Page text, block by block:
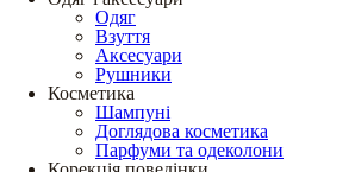
Одяг
Взуття
Аксесуари
Рушники
Косметика
Шампуні
Доглядова косметика
Парфуми та одеколони